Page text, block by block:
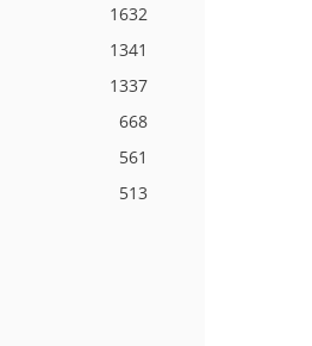
1632
1341
1337
668
561
513